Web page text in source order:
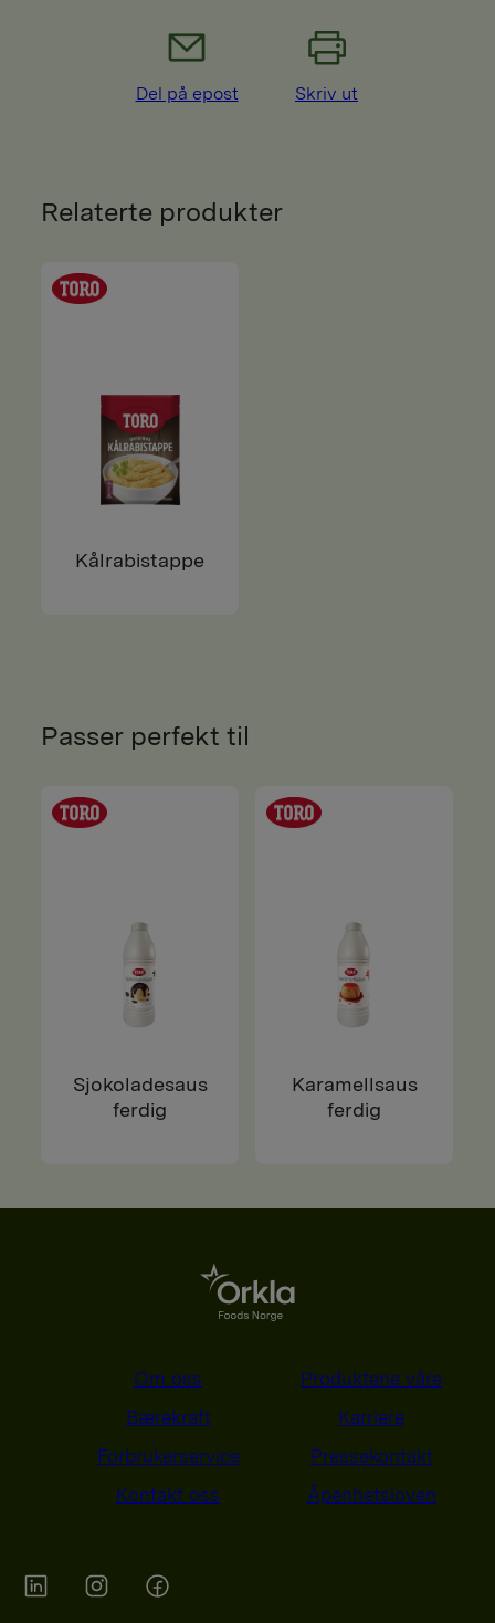
Del på epost Skriv ut
Relaterte produkter
Kålrabistappe
Passer perfekt til
Sjokoladesaus
ferdig
Karamellsaus
ferdig
Om oss
Produktene våre
Bærekraft
Karriere
Forbrukerservice
Pressekontakt
Kontakt oss
Åpenhetsloven